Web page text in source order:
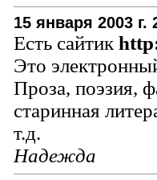
15 января 2003 г.
Есть сайтик
Это
Проза, поэзия,
старинная
т.д.
Надежда